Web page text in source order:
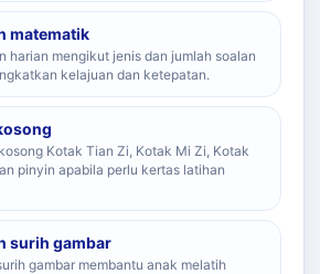
matematik
harian mengikut jenis dan jumlah soalan
kelajuan dan ketepatan.
Kotak Tian Zi, Kotak Mi Zi, Kotak
pinyin apabila perlu kertas latihan
surih gambar
gambar membantu anak melatih